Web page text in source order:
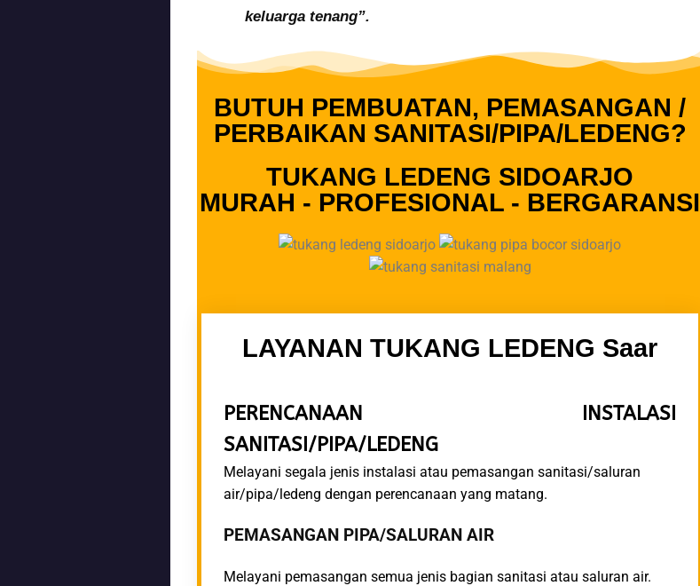
keluarga tenang”.
BUTUH PEMBUATAN, PEMASANGAN /
PERBAIKAN SANITASI/PIPA/LEDENG?
TUKANG LEDENG SIDOARJO
MURAH - PROFESIONAL - BERGARANSI
LAYANAN TUKANG LEDENG Saar
PERENCANAAN INSTALASI
SANITASI/PIPA/LEDENG
Melayani segala jenis instalasi atau pemasangan sanitasi/saluran
air/pipa/ledeng dengan perencanaan yang matang.
PEMASANGAN PIPA/SALURAN AIR
Melayani pemasangan semua jenis bagian sanitasi atau saluran air.